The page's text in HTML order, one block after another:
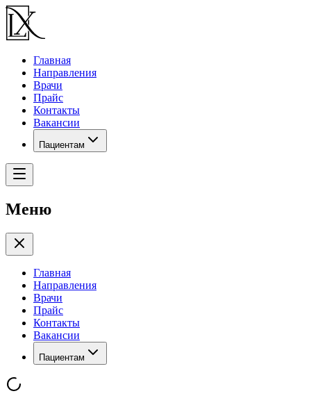
Главная
Направления
Врачи
Прайс
Контакты
Вакансии
Пациентам
Меню
Главная
Направления
Врачи
Прайс
Контакты
Вакансии
Пациентам